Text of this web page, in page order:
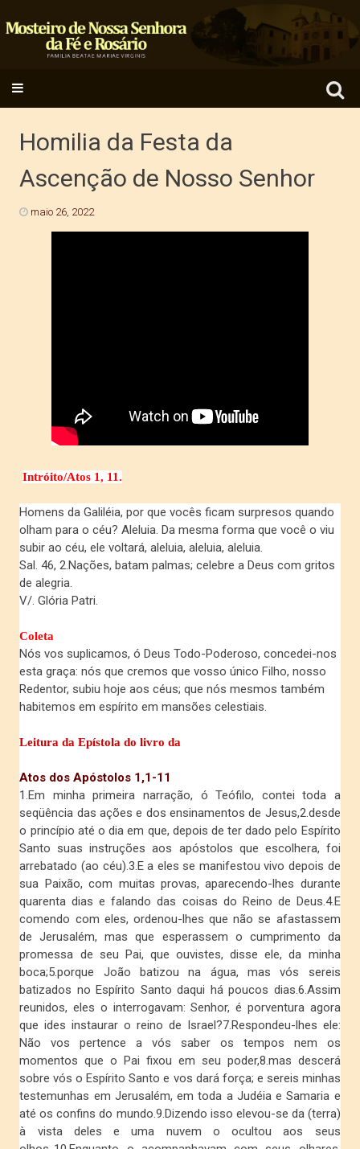
Search
for:
SKIP TO CONTENT
Homilia da Festa da
Ascenção de Nosso Senhor
maio 26, 2022
Intróito/Atos 1, 11.
Homens da Galiléia, por que vocês ficam surpresos quando
olham para o céu? Aleluia. Da mesma forma que você o viu
subir ao céu, ele voltará, aleluia, aleluia, aleluia.
Sal. 46, 2.Nações, batam palmas; celebre a Deus com gritos
de alegria.
V/. Glória Patri.
Coleta
Nós vos suplicamos, ó Deus Todo-Poderoso, concedei-nos
esta graça: nós que cremos que vosso único Filho, nosso
Redentor, subiu hoje aos céus; que nós mesmos também
habitemos em espírito em mansões celestiais.
Leitura da Epístola do livro da
Atos dos Apóstolos 1,1-11
1.Em minha primeira narração, ó Teófilo, contei toda a
seqüência das ações e dos ensinamentos de Jesus,2.desde
o princípio até o dia em que, depois de ter dado pelo Espírito
Santo suas instruções aos apóstolos que escolhera, foi
arrebatado (ao céu).3.E a eles se manifestou vivo depois de
sua Paixão, com muitas provas, aparecendo-lhes durante
quarenta dias e falando das coisas do Reino de Deus.4.E
comendo com eles, ordenou-lhes que não se afastassem
de Jerusalém, mas que esperassem o cumprimento da
promessa de seu Pai, que ouvistes, disse ele, da minha
boca;5.porque João batizou na água, mas vós sereis
batizados no Espírito Santo daqui há poucos dias.6.Assim
reunidos, eles o interrogavam: Senhor, é porventura agora
que ides instaurar o reino de Israel?7.Respondeu-lhes ele:
Não vos pertence a vós saber os tempos nem os
momentos que o Pai fixou em seu poder,8.mas descerá
sobre vós o Espírito Santo e vos dará força; e sereis minhas
testemunhas em Jerusalém, em toda a Judéia e Samaria e
até os confins do mundo.9.Dizendo isso elevou-se da (terra)
à vista deles e uma nuvem o ocultou aos seus